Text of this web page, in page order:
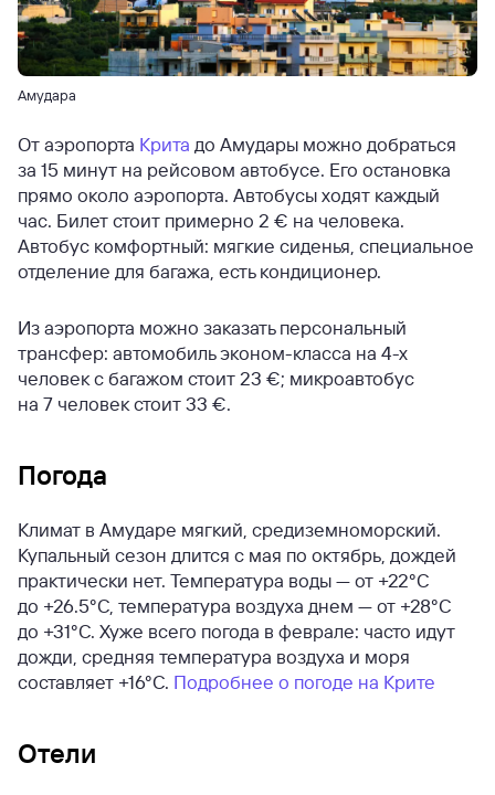
Амудара
От аэропорта Крита до Амудары можно добраться
за 15 минут на рейсовом автобусе. Его остановка
прямо около аэропорта. Автобусы ходят каждый
час. Билет стоит примерно 2 € на человека.
Автобус комфортный: мягкие сиденья, специальное
отделение для багажа, есть кондиционер.
Из аэропорта можно заказать персональный
трансфер: автомобиль эконом-класса на 4-х
человек с багажом стоит 23 €; микроавтобус
на 7 человек стоит 33 €.
Погода
Климат в Амударе мягкий, средиземноморский.
Купальный сезон длится с мая по октябрь, дождей
практически нет. Температура воды — от +22°C
до +26.5°C, температура воздуха днем — от +28°C
до +31°C. Хуже всего погода в феврале: часто идут
дожди, средняя температура воздуха и моря
составляет +16°C. Подробнее о погоде на Крите
Отели